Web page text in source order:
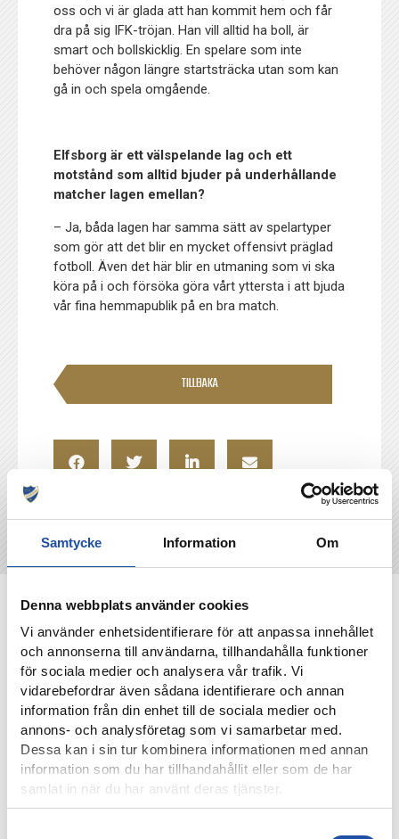
Samtycke Information Om
Denna webbplats använder cookies
Vi använder enhetsidentifierare för att anpassa innehållet
och annonserna till användarna, tillhandahålla funktioner
för sociala medier och analysera vår trafik. Vi
vidarebefordrar även sådana identifierare och annan
information från din enhet till de sociala medier och
annons- och analysföretag som vi samarbetar med.
Dessa kan i sin tur kombinera informationen med annan
information som du har tillhandahållit eller som de har
samlat in när du har använt deras tjänster.
oss och vi är glada att han kommit hem och får
dra på sig IFK-tröjan. Han vill alltid ha boll, är
smart och bollskicklig. En spelare som inte
behöver någon längre startsträcka utan som kan
gå in och spela omgående.
Elfsborg är ett välspelande lag och ett
motstånd som alltid bjuder på underhållande
matcher lagen emellan?
– Ja, båda lagen har samma sätt av spelartyper
som gör att det blir en mycket offensivt präglad
fotboll. Även det här blir en utmaning som vi ska
köra på i och försöka göra vårt yttersta i att bjuda
vår fina hemmapublik på en bra match.
TILLBAKA
NYHETER